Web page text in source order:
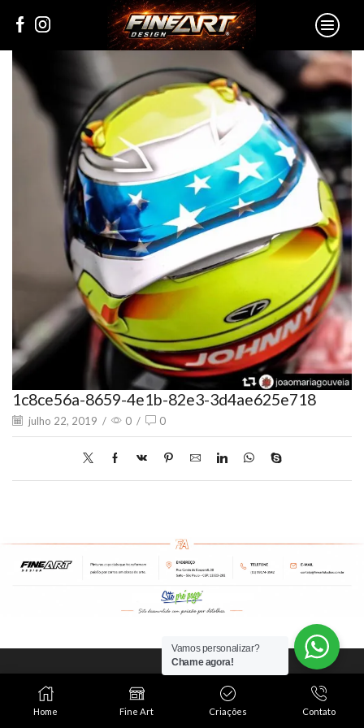
1c8ce56a-8659-4e1b-82e3-3d4ae625e718
julho 22, 2019 / 0 / 0
Este é o mundo Fine
Art Studios!
Home Fine Art Criações Contato
Vamos personalizar?
Chame agora!